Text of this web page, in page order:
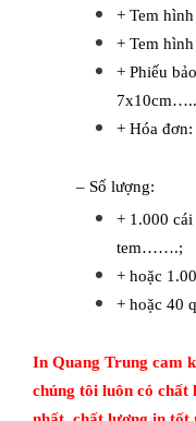
+ Tem
+ Tem
+ Phiếu
7x10cm…..
+ Hóa
– Số lượng:
+ 1.000
tem…….;
+ hoặc
+ hoặc 40
In Quang Trung cam
chúng tôi luôn có